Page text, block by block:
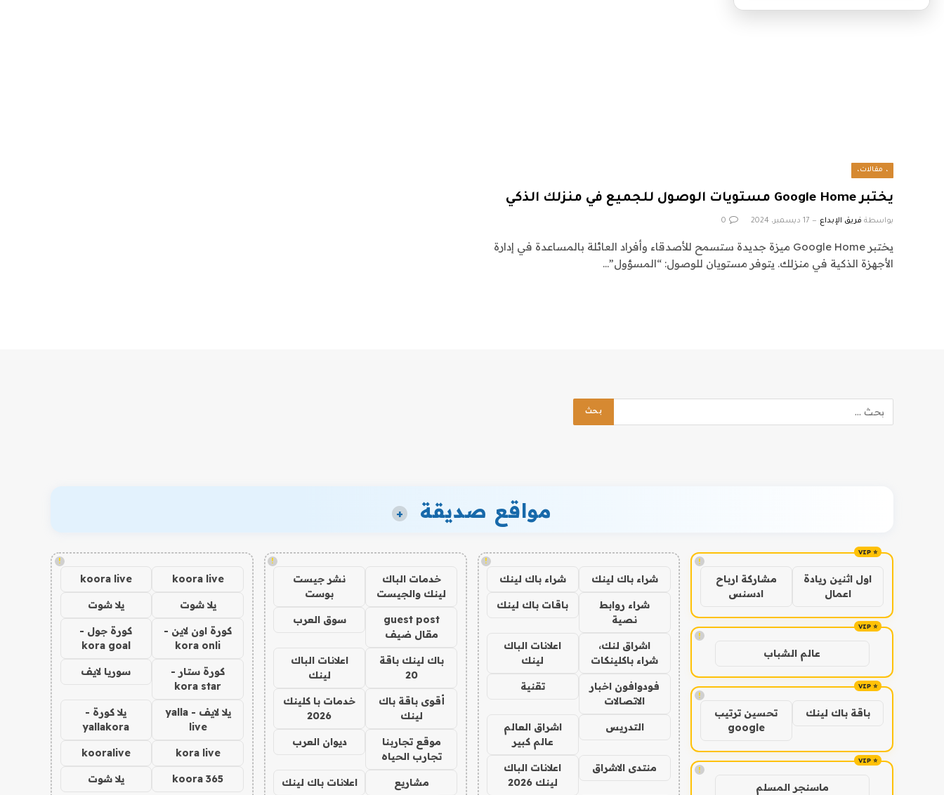
، مقالات،
يختبر Google Home مستويات الوصول للجميع في منزلك الذكي
بواسطة فريق الإبداع 17 ديسمبر، 2024 0
يختبر Google Home ميزة جديدة ستسمح للأصدقاء وأفراد العائلة بالمساعدة في إدارة
الأجهزة الذكية في منزلك. يتوفر مستويان للوصول: “المسؤول”…
مواقع صديقة +
!
اول اثنين ريادة
اعمال
مشاركة ارباح
ادسنس
!
عالم الشباب
!
باقة باك لينك
تحسين ترتيب
google
!
ماسنجر المسلم
!
شراء باك لينك شراء باك لينك
شراء روابط
نصية
باقات باك لينك
اشراق لنك،
شراء باكلينكات
اعلانات الباك
لينك
فودوافون اخبار
الاتصالات
تقنية
التدريس
اشراق العالم
عالم كبير
منتدى الاشراق
اعلانات الباك
لينك 2026
!
خدمات الباك
لينك والجيست
نشر جيست
بوست
guest post
مقال ضيف
سوق العرب
باك لينك باقة
20
اعلانات الباك
لينك
أقوى باقة باك
لينك
خدمات با كلينك
2026
موقع تجاربنا
تجارب الحياه
ديوان العرب
مشاريع اعلانات باك لينك
!
koora live
koora live
يلا شوت يلا شوت
كورة اون لاين -
kora onli
كورة جول -
kora goal
كورة ستار -
kora star
سوريا لايف
يلا لايف - yalla
live
يلا كورة -
yallakora
kora live
kooralive
koora 365 يلا شوت